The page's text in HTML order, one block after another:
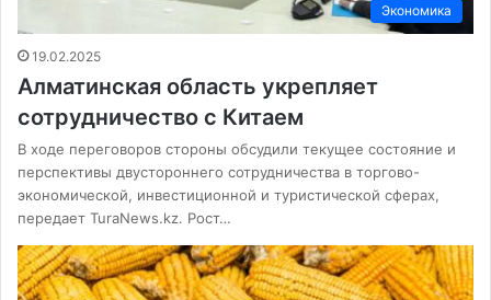
Экономика
19.02.2025
Алматинская область укрепляет
сотрудничество с Китаем
В ходе переговоров стороны обсудили текущее состояние и
перспективы двустороннего сотрудничества в торгово-
экономической, инвестиционной и туристической сферах,
передает TuraNews.kz. Рост…